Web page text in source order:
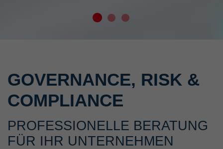
GOVERNANCE, RISK &
COMPLIANCE
PROFESSIONELLE BERATUNG
FÜR IHR UNTERNEHMEN